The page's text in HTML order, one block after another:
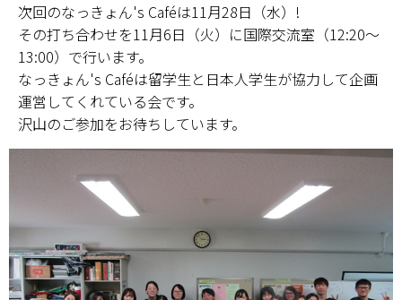
次回のなっきょん's Caféは11月28日（水）!
その打ち合わせを11月6日（火）に国際交流室（12:20～
13:00）で行います。
なっきょん's Caféは留学生と日本人学生が協力して企画
運営してくれている会です。
沢山のご参加をお待ちしています。